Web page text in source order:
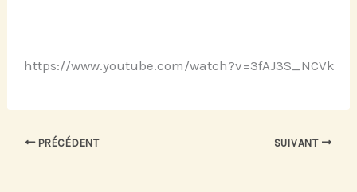
https://www.youtube.com/watch?v=3fAJ3S_NCVk
PRÉCÉDENT SUIVANT